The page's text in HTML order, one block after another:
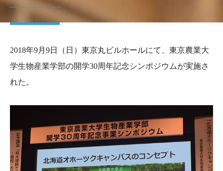
2018年9月9日（日）東京丸ビルホールにて、東京農業大
学生物産業学部の開学30周年記念シンポジウムが実施さ
れた。